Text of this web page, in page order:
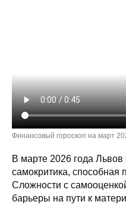
Финансовый гороскоп на март
В марте 2026 года
самокритика, способная
Сложности с
барьеры на пути к